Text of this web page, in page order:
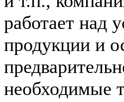
работает над
продукции и
необходимые